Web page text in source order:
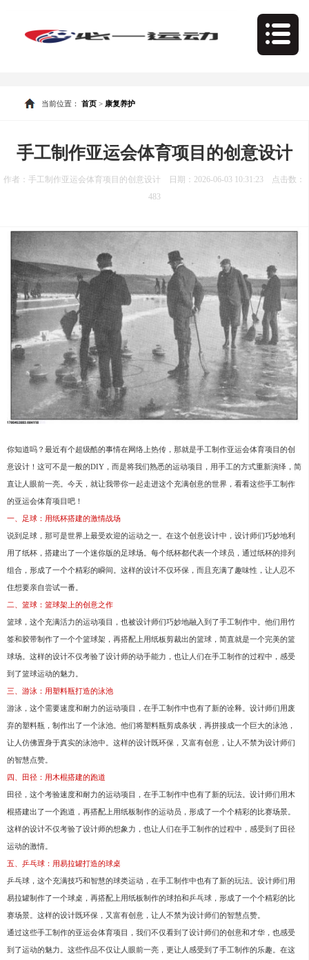
当前位置： 首页 > 康复养护
手工制作亚运会体育项目的创意设计
作者：手工制作亚运会体育项目的创意设计 日期：2026-06-03 10:31:23 点击数：
483
你知道吗？最近有个超级酷的事情在网络上热传，那就是手工制作亚运会体育项目的创
意设计！这可不是一般的DIY，而是将我们熟悉的运动项目，用手工的方式重新演绎，简
直让人眼前一亮。今天，就让我带你一起走进这个充满创意的世界，看看这些手工制作
的亚运会体育项目吧！
一、足球：用纸杯搭建的激情战场
说到足球，那可是世界上最受欢迎的运动之一。在这个创意设计中，设计师们巧妙地利
用了纸杯，搭建出了一个迷你版的足球场。每个纸杯都代表一个球员，通过纸杯的排列
组合，形成了一个个精彩的瞬间。这样的设计不仅环保，而且充满了趣味性，让人忍不
住想要亲自尝试一番。
二、篮球：篮球架上的创意之作
篮球，这个充满活力的运动项目，也被设计师们巧妙地融入到了手工制作中。他们用竹
签和胶带制作了一个个篮球架，再搭配上用纸板剪裁出的篮球，简直就是一个完美的篮
球场。这样的设计不仅考验了设计师的动手能力，也让人们在手工制作的过程中，感受
到了篮球运动的魅力。
三、游泳：用塑料瓶打造的泳池
游泳，这个需要速度和耐力的运动项目，在手工制作中也有了新的诠释。设计师们用废
弃的塑料瓶，制作出了一个泳池。他们将塑料瓶剪成条状，再拼接成一个巨大的泳池，
让人仿佛置身于真实的泳池中。这样的设计既环保，又富有创意，让人不禁为设计师们
的智慧点赞。
四、田径：用木棍搭建的跑道
田径，这个考验速度和耐力的运动项目，在手工制作中也有了新的玩法。设计师们用木
棍搭建出了一个跑道，再搭配上用纸板制作的运动员，形成了一个个精彩的比赛场景。
这样的设计不仅考验了设计师的想象力，也让人们在手工制作的过程中，感受到了田径
运动的激情。
五、乒乓球：用易拉罐打造的球桌
乒乓球，这个充满技巧和智慧的球类运动，在手工制作中也有了新的玩法。设计师们用
易拉罐制作了一个球桌，再搭配上用纸板制作的球拍和乒乓球，形成了一个个精彩的比
赛场景。这样的设计既环保，又富有创意，让人不禁为设计师们的智慧点赞。
通过这些手工制作的亚运会体育项目，我们不仅看到了设计师们的创意和才华，也感受
到了运动的魅力。这些作品不仅让人眼前一亮，更让人感受到了手工制作的乐趣。在这